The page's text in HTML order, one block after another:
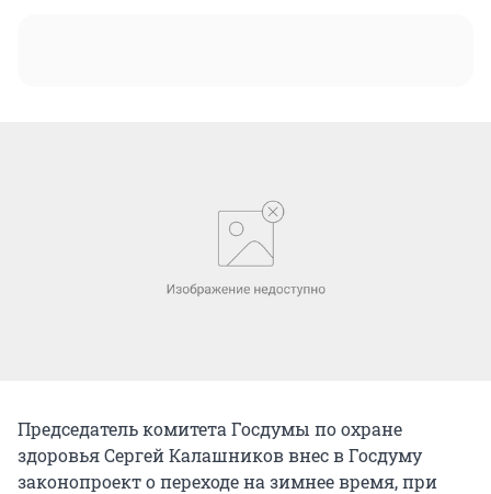
Председатель комитета Госдумы по охране
здоровья Сергей Калашников внес в Госдуму
законопроект о переходе на зимнее время, при